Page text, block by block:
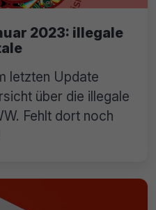
2023: illegale
letzten Update
über die illegale
Fehlt dort noch